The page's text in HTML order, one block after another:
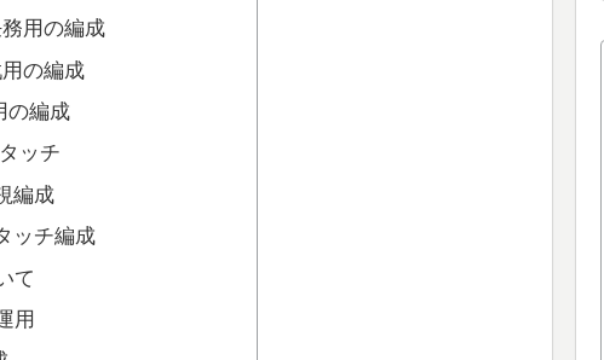
用の編成
の編成
の編成
ッチ
編成
ッチ編成
て
用